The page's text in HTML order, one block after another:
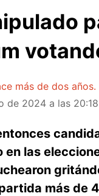
más de dos años.
de 2024 a las 20:18
en las
más de